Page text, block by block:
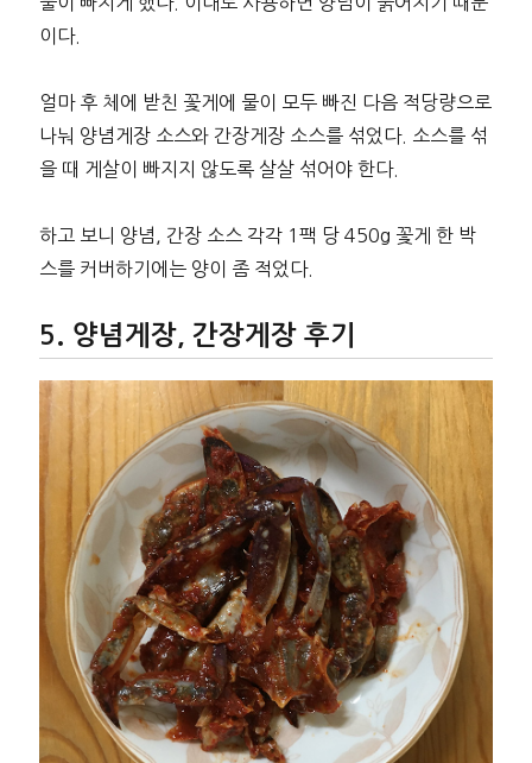
이다.
얼마 후 체에 받친 꽃게에 물이 모두 빠진 다음 적당량으로
나눠 양념게장 소스와 간장게장 소스를 섞었다. 소스를 섞
을 때 게살이 빠지지 않도록 살살 섞어야 한다.
하고 보니 양념, 간장 소스 각각 1팩 당 450g 꽃게 한 박
스를 커버하기에는 양이 좀 적었다.
양념게장, 간장게장 후기